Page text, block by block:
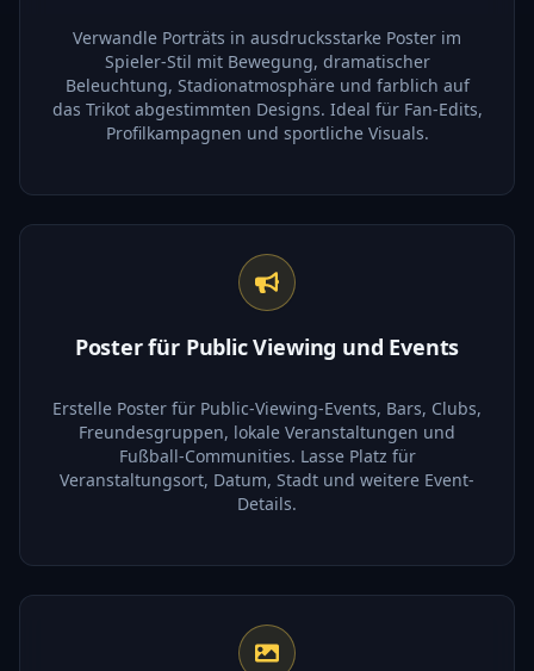
Verwandle Porträts in ausdrucksstarke Poster im
Spieler-Stil mit Bewegung, dramatischer
Beleuchtung, Stadionatmosphäre und farblich auf
das Trikot abgestimmten Designs. Ideal für Fan-Edits,
Profilkampagnen und sportliche Visuals.
Poster für Public Viewing und Events
Erstelle Poster für Public-Viewing-Events, Bars, Clubs,
Freundesgruppen, lokale Veranstaltungen und
Fußball-Communities. Lasse Platz für
Veranstaltungsort, Datum, Stadt und weitere Event-
Details.